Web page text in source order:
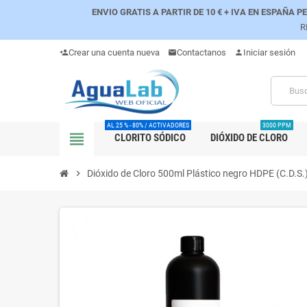
ENVIO GRATIS A PARTIR DE 10 € + IVA EN ESPAÑA
person_addCrear una cuenta nueva mailContactanos person Iniciar sesión
view_headline CLORITO SÓDICO
AL 25 % - 80% / ACTIVADORES
DIÓXIDO DE CLORO
3000 PPM
chevron_right Dióxido de Cloro 500ml Plástico negro HDPE (C.D.S.)